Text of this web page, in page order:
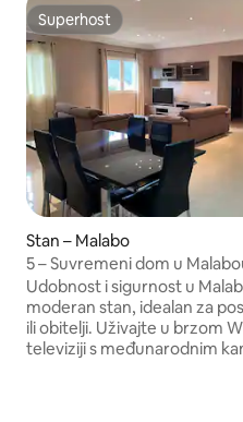
Superhost
Superhost
Stan – Malabo
5 – Suvremeni dom u
opremljen
Udobnost i sigurnost u Malabou!
moderan stan, idealan za
ili obitelji. Uživajte u brzom
televiziji s međunarodnim